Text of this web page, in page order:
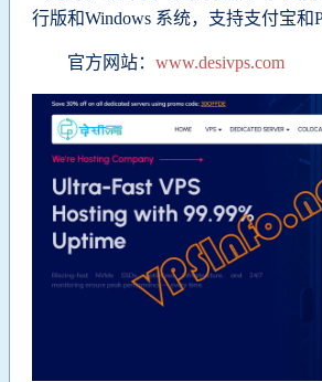
行版和Windows 系统， 支持支付宝和
官方网站： www.desivps.com